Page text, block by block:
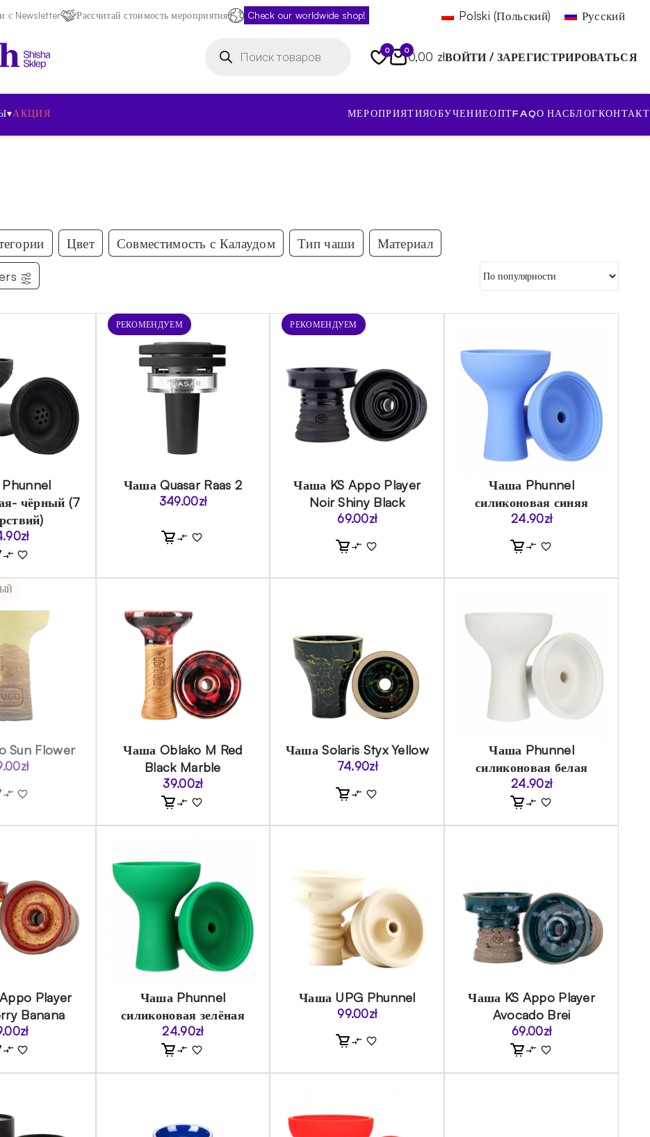
с Newsletter Рассчитай стоимость мероприятия Check our worldwide shop! Polski (Польский)
Русский
товаров 0 00,00 złВОЙТИ / ЗАРЕГИСТРИРОВАТЬСЯ
▾АКЦИЯ МЕРОПРИЯТИЯОБУЧЕНИЕОПТFAQО НАСБЛОГКОНТАКТ
Цвет Совместимость с Калаудом Тип чаши Материал
чёрный (7
zł
РЕКОМЕНДУЕМ
Чаша Quasar Raas 2
349.00zł
РЕКОМЕНДУЕМ
Чаша KS Appo Player
Noir Shiny Black
69.00zł
Чаша Phunnel
силиконовая синяя
24.90zł
Sun Flower
zł
Чаша Oblako M Red
Black Marble
39.00zł
Чаша Solaris Styx Yellow
74.90zł
Чаша Phunnel
силиконовая белая
24.90zł
Player
Banana
zł
Чаша Phunnel
силиконовая зелёная
24.90zł
Чаша UPG Phunnel
99.00zł
Чаша KS Appo Player
Avocado Brei
69.00zł